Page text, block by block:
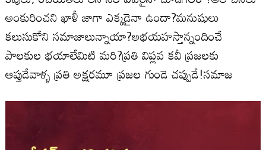
అంకురించని ఖాళీ జాగా ఎక్కడైనా ఉందా?మనుషులు
కలుసుకోని సమాజాలున్నాయా?అభయహస్తాన్నందించే
పాలకుల భయాలేమిటి మరి?ప్రతి విప్లవ కవీ ప్రజలకు
ఆప్తుడేవాళ్ళ ప్రతి అక్షరమూ ప్రజల గుండె చప్పుడే!సమాజ